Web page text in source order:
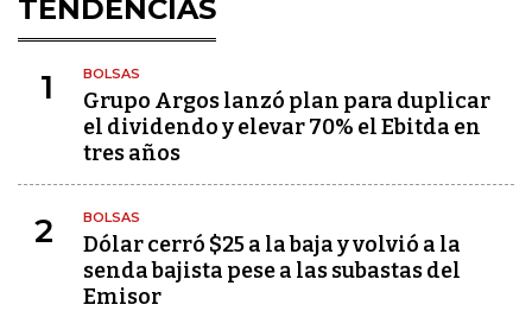
TENDENCIAS
1 BOLSAS
Grupo Argos lanzó plan para duplicar
el dividendo y elevar 70% el Ebitda en
tres años
2 BOLSAS
Dólar cerró $25 a la baja y volvió a la
senda bajista pese a las subastas del
Emisor